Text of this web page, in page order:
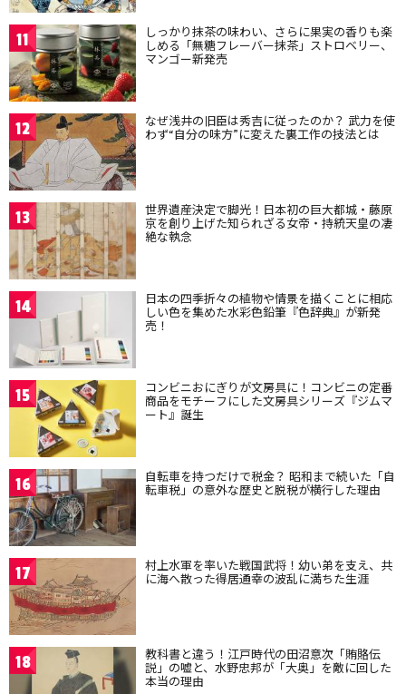
11 しっかり抹茶の味わい、さらに果実の香りも楽
しめる「無糖フレーバー抹茶」ストロベリー、
マンゴー新発売
12 なぜ浅井の旧臣は秀吉に従ったのか？ 武力を使
わず“自分の味方”に変えた裏工作の技法とは
13 世界遺産決定で脚光！日本初の巨大都城・藤原
京を創り上げた知られざる女帝・持統天皇の凄
絶な執念
14 日本の四季折々の植物や情景を描くことに相応
しい色を集めた水彩色鉛筆『色辞典』が新発
売！
15 コンビニおにぎりが文房具に！コンビニの定番
商品をモチーフにした文房具シリーズ『ジムマ
ート』誕生
16 自転車を持つだけで税金？ 昭和まで続いた「自
転車税」の意外な歴史と脱税が横行した理由
17 村上水軍を率いた戦国武将！幼い弟を支え、共
に海へ散った得居通幸の波乱に満ちた生涯
18 教科書と違う！江戸時代の田沼意次「賄賂伝
説」の嘘と、水野忠邦が「大奥」を敵に回した
本当の理由